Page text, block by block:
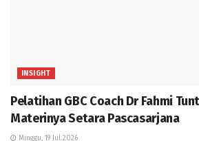
INSIGHT
Pelatihan GBC Coach Dr Fahmi
Materinya Setara Pascasarjana
Minggu, 19 Jul 2026